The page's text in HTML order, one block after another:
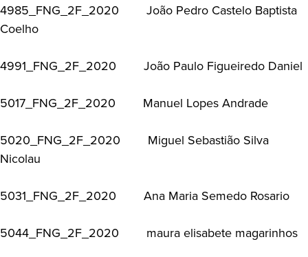
4985_FNG_2F_2020 João Pedro Castelo Baptista
Coelho
4991_FNG_2F_2020 João Paulo Figueiredo Daniel
5017_FNG_2F_2020 Manuel Lopes Andrade
5020_FNG_2F_2020 Miguel Sebastião Silva
Nicolau
5031_FNG_2F_2020 Ana Maria Semedo Rosario
5044_FNG_2F_2020 maura elisabete magarinhos